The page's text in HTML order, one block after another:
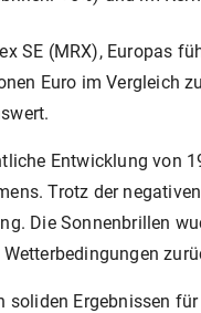
SE (MRX), Europas
Euro im Vergleich
Entwicklung von
Trotz der
Die Sonnenbrillen
soliden Ergebnissen